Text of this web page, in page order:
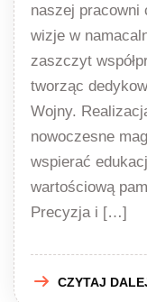
naszej pracowni
wizje w
zaszczyt
tworząc
Wojny.
nowoczesne
wspierać
wartościową
Precyzja i […]
CZYTAJ